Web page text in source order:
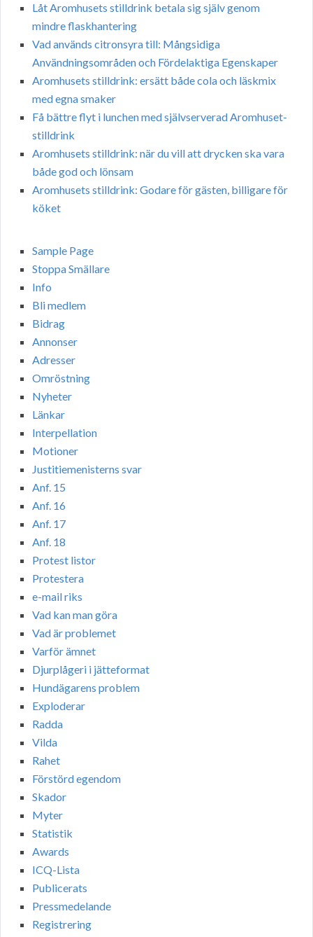
Låt Aromhusets stilldrink betala sig själv genom
mindre flaskhantering
Vad används citronsyra till: Mångsidiga
Användningsområden och Fördelaktiga Egenskaper
Aromhusets stilldrink: ersätt både cola och läskmix
med egna smaker
Få bättre flyt i lunchen med självserverad Aromhuset-
stilldrink
Aromhusets stilldrink: när du vill att drycken ska vara
både god och lönsam
Aromhusets stilldrink: Godare för gästen, billigare för
köket
Sample Page
Stoppa Smällare
Info
Bli medlem
Bidrag
Annonser
Adresser
Omröstning
Nyheter
Länkar
Interpellation
Motioner
Justitiemenisterns svar
Anf. 15
Anf. 16
Anf. 17
Anf. 18
Protest listor
Protestera
e-mail riks
Vad kan man göra
Vad är problemet
Varför ämnet
Djurplågeri i jätteformat
Hundägarens problem
Exploderar
Radda
Vilda
Rahet
Förstörd egendom
Skador
Myter
Statistik
Awards
ICQ-Lista
Publicerats
Pressmedelande
Registrering